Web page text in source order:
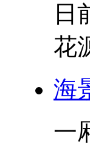
日
花
海
一